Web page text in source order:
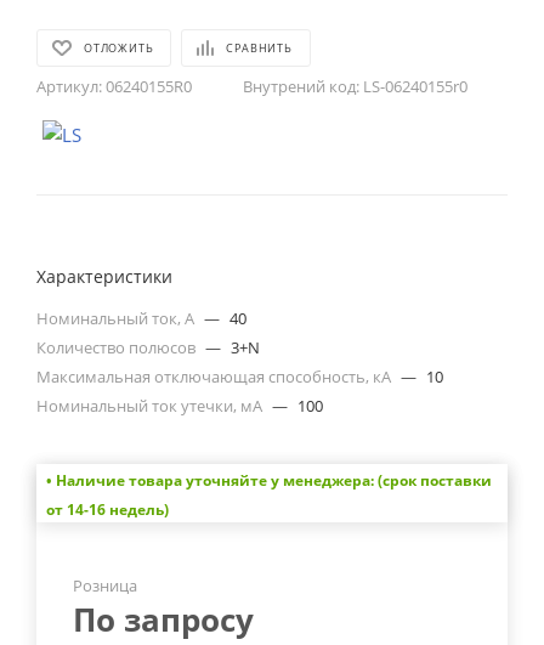
ОТЛОЖИТЬ СРАВНИТЬ
Артикул:06240155R0 Внутрений код: LS-06240155r0
Характеристики
Номинальный ток, А — 40
Количество полюсов — 3+N
Максимальная отключающая способность, кА — 10
Номинальный ток утечки, мА — 100
• Наличие товара уточняйте у менеджера: (срок поставки
от 14-16 недель)
Розница
По запросу